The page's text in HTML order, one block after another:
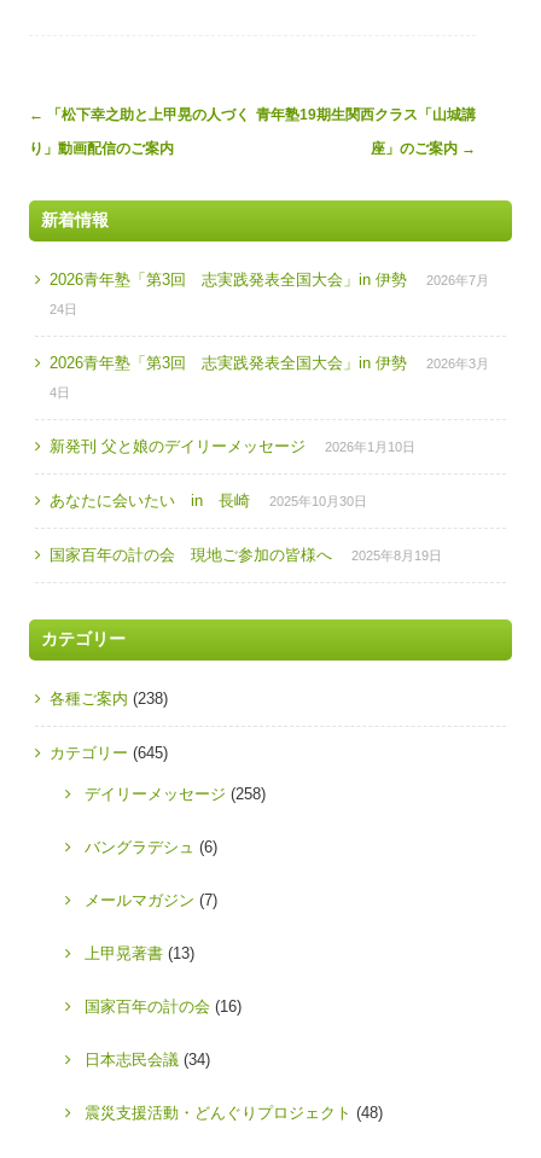
Post
navigation
←
「松下幸之助と上甲晃の人づく
り」動画配信のご案内
青年塾19期生関西クラス「山城講
座」のご案内 →
新着情報
2026青年塾「第3回 志実践発表全国大会」in 伊勢
2026年7月
24日
2026青年塾「第3回 志実践発表全国大会」in 伊勢
2026年3月
4日
新発刊 父と娘のデイリーメッセージ 2026年1月10日
あなたに会いたい in 長崎 2025年10月30日
国家百年の計の会 現地ご参加の皆様へ 2025年8月19日
カテゴリー
各種ご案内 (238)
カテゴリー (645)
デイリーメッセージ (258)
バングラデシュ (6)
メールマガジン (7)
上甲晃著書 (13)
国家百年の計の会 (16)
日本志民会議 (34)
震災支援活動・どんぐりプロジェクト (48)